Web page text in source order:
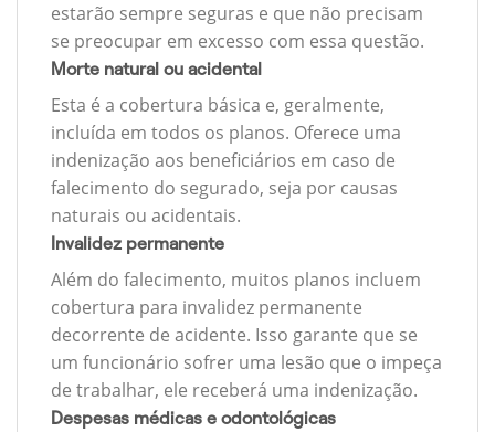
estarão sempre seguras e que não precisam
se preocupar em excesso com essa questão.
Morte natural ou acidental
Esta é a cobertura básica e, geralmente,
incluída em todos os planos. Oferece uma
indenização aos beneficiários em caso de
falecimento do segurado, seja por causas
naturais ou acidentais.
Invalidez permanente
Além do falecimento, muitos planos incluem
cobertura para invalidez permanente
decorrente de acidente. Isso garante que se
um funcionário sofrer uma lesão que o impeça
de trabalhar, ele receberá uma indenização.
Despesas médicas e odontológicas